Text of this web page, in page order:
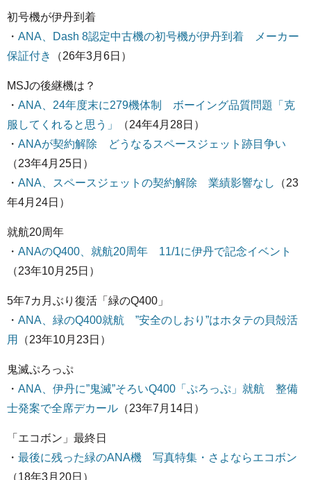
初号機が伊丹到着
・ ANA、Dash 8認定中古機の初号機が伊丹到着 メーカー
保証付き
（26年3月6日）
MSJの後継機は？
・ ANA、24年度末に279機体制 ボーイング品質問題「克
服してくれると思う」
（24年4月28日）
・ ANAが契約解除 どうなるスペースジェット跡目争い
（23年4月25日）
・ ANA、スペースジェットの契約解除 業績影響なし
（23
年4月24日）
就航20周年
・ ANAのQ400、就航20周年 11/1に伊丹で記念イベント
（23年10月25日）
5年7カ月ぶり復活「緑のQ400」
・ ANA、緑のQ400就航 ”安全のしおり”はホタテの貝殻活
用
（23年10月23日）
鬼滅ぷろっぷ
・ ANA、伊丹に”鬼滅”そろいQ400「ぷろっぷ」就航 整備
士発案で全席デカール （23年7月14日）
「エコボン」最終日
・ 最後に残った緑のANA機 写真特集・さよならエコボン
（18年3月20日）